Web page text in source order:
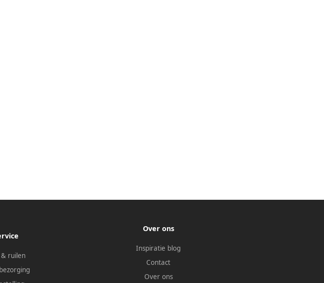
ruilen
Over ons
Inspiratie blog
Contact
Over ons